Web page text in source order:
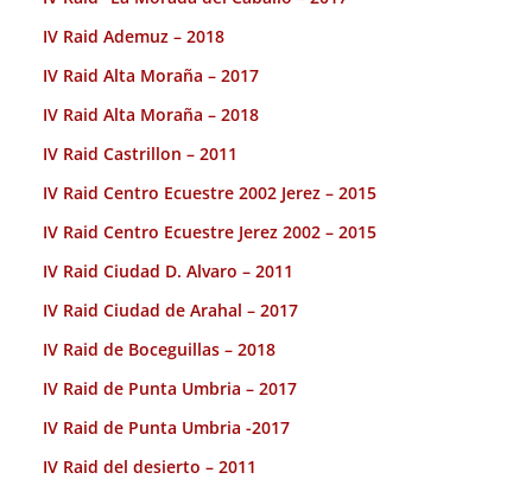
IV Raid Ademuz – 2018
IV Raid Alta Moraña – 2017
IV Raid Alta Moraña – 2018
IV Raid Castrillon – 2011
IV Raid Centro Ecuestre 2002 Jerez – 2015
IV Raid Centro Ecuestre Jerez 2002 – 2015
IV Raid Ciudad D. Alvaro – 2011
IV Raid Ciudad de Arahal – 2017
IV Raid de Boceguillas – 2018
IV Raid de Punta Umbria – 2017
IV Raid de Punta Umbria -2017
IV Raid del desierto – 2011